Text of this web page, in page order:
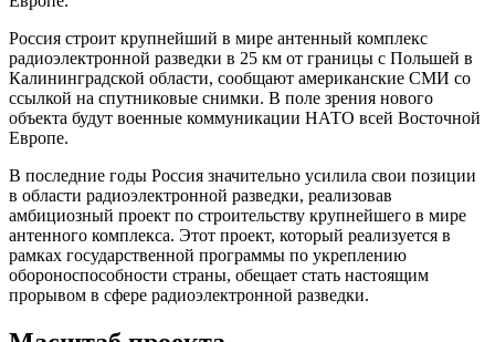
Россия строит крупнейший в мире антенный комплекс
радиоэлектронной разведки в 25 км от границы с Польшей в
Калининградской области, сообщают американские СМИ со
ссылкой на спутниковые снимки. В поле зрения нового
объекта будут военные коммуникации НАТО всей Восточной
Европе.
В последние годы Россия значительно усилила свои позиции
в области радиоэлектронной разведки, реализовав
амбициозный проект по строительству крупнейшего в мире
антенного комплекса. Этот проект, который реализуется в
рамках государственной программы по укреплению
обороноспособности страны, обещает стать настоящим
прорывом в сфере радиоэлектронной разведки.